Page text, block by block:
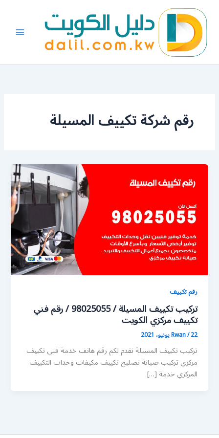
المحتوى
رقم شركة تكييف المسيلة
رقم تكييف
تركيب تكييف المسيلة / 98025055 / رقم فني
تكييف مركزي الكويت
Rwan/22 يونيو، 2021
تركيب تكييف المسيلة نقدم لكم رقم هاتف خدمة فني تكييف
مركزي تركيب صيانة تصليح تكييف مكيفات وحدات التكييف
المركزي خدمة […]